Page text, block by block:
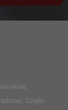
Dzięki